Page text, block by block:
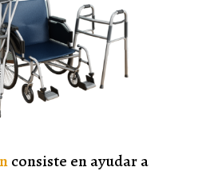
consiste en ayudar a